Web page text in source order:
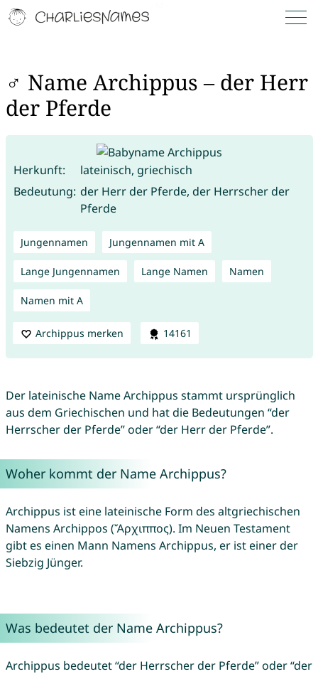
♂ Name Archippus – der Herr
der Pferde
Herkunft:
lateinisch, griechisch
Bedeutung: der Herr der Pferde, der Herrscher der
Pferde
Jungennamen Jungennamen mit A
Lange Jungennamen Lange Namen Namen
Namen mit A
Archippus merken 14161
Der lateinische Name Archippus stammt ursprünglich
aus dem Griechischen und hat die Bedeutungen “der
Herrscher der Pferde” oder “der Herr der Pferde”.
Woher kommt der Name Archippus?
Archippus ist eine lateinische Form des altgriechischen
Namens Archippos (Ἄρχιππος). Im Neuen Testament
gibt es einen Mann Namens Archippus, er ist einer der
Siebzig Jünger.
Was bedeutet der Name Archippus?
Archippus bedeutet “der Herrscher der Pferde” oder “der